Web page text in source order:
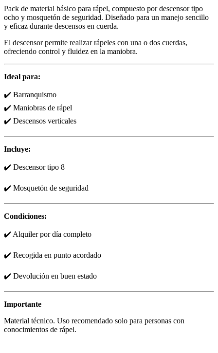
Pack de material básico para rápel, compuesto por descensor tipo
ocho y mosquetón de seguridad. Diseñado para un manejo sencillo
y eficaz durante descensos en cuerda.
El descensor permite realizar rápeles con una o dos cuerdas,
ofreciendo control y fluidez en la maniobra.
Ideal para:
✔️ Barranquismo
✔️ Maniobras de rápel
✔️ Descensos verticales
Incluye:
✔️ Descensor tipo 8
✔️ Mosquetón de seguridad
Condiciones:
✔️ Alquiler por día completo
✔️ Recogida en punto acordado
✔️ Devolución en buen estado
Importante
Material técnico. Uso recomendado solo para personas con
conocimientos de rápel.